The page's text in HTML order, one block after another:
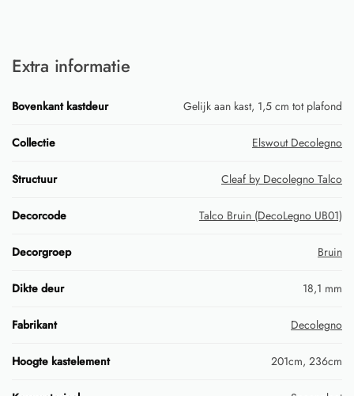
Extra informatie
Bovenkant kastdeur Gelijk aan kast, 1,5 cm tot plafond
Collectie Elswout Decolegno
Structuur Cleaf by Decolegno Talco
Decorcode Talco Bruin (DecoLegno UB01)
Decorgroep Bruin
Dikte deur 18,1 mm
Fabrikant Decolegno
Hoogte kastelement 201cm, 236cm